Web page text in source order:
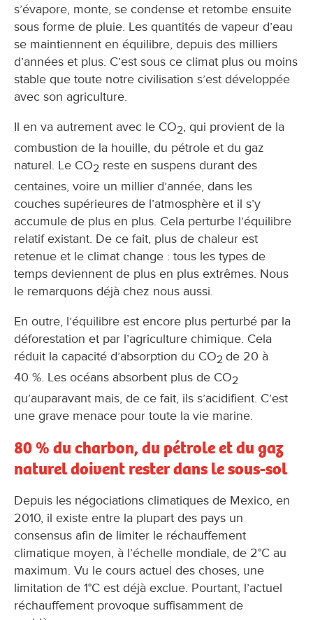
s’évapore, monte, se condense et retombe ensuite
sous forme de pluie. Les quantités de vapeur d’eau
se maintiennent en équilibre, depuis des milliers
d’années et plus. C’est sous ce climat plus ou moins
stable que toute notre civilisation s’est développée
avec son agriculture.
Il en va autrement avec le CO2, qui provient de la
combustion de la houille, du pétrole et du gaz
naturel. Le CO2 reste en suspens durant des
centaines, voire un millier d’année, dans les
couches supérieures de l’atmosphère et il s’y
accumule de plus en plus. Cela perturbe l’équilibre
relatif existant. De ce fait, plus de chaleur est
retenue et le climat change : tous les types de
temps deviennent de plus en plus extrêmes. Nous
le remarquons déjà chez nous aussi.
En outre, l’équilibre est encore plus perturbé par la
déforestation et par l’agriculture chimique. Cela
réduit la capacité d’absorption du CO2 de 20 à
40 %. Les océans absorbent plus de CO2
qu’auparavant mais, de ce fait, ils s’acidifient. C’est
une grave menace pour toute la vie marine.
80 % du charbon, du pétrole et du gaz
naturel doivent rester dans le sous-sol
Depuis les négociations climatiques de Mexico, en
2010, il existe entre la plupart des pays un
consensus afin de limiter le réchauffement
climatique moyen, à l’échelle mondiale, de 2°C au
maximum. Vu le cours actuel des choses, une
limitation de 1°C est déjà exclue. Pourtant, l’actuel
réchauffement provoque suffisamment de